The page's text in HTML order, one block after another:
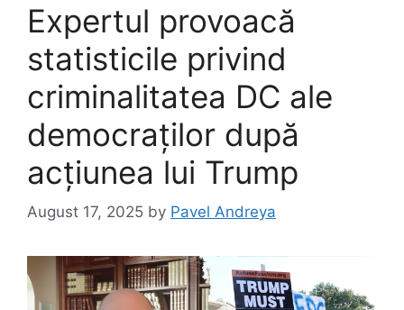
Expertul provoacă
statisticile privind
criminalitatea DC ale
democraților după
acțiunea lui Trump
August 17, 2025 by Pavel Andreya